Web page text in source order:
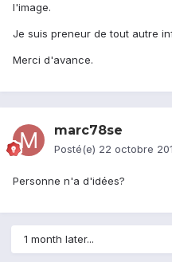
l'image.
Je suis preneur de tout autre
Merci d'avance.
marc78se
Posté(e) 22 octobre
Personne n'a d'idées?
1 month later...